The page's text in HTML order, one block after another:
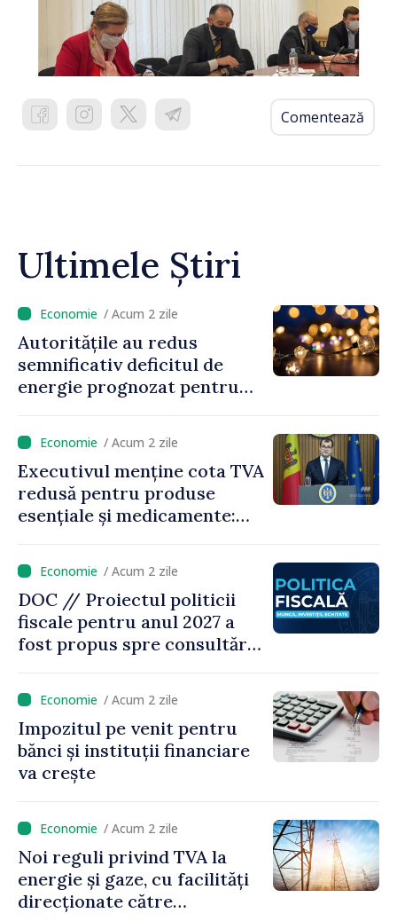
Comentează
Ultimele Știri
/ Acum 2 zile
Autoritățile au redus
semnificativ deficitul de
energie prognozat pentru
/ Acum 2 zile
Executivul menține cota TVA
redusă pentru produse
esențiale și medicamente:
pe seama consumului de
bază al oamenilor”
/ Acum 2 zile
DOC // Proiectul politicii
fiscale pentru anul 2027 a
fost propus spre consultări
/ Acum 2 zile
Impozitul pe venit pentru
bănci și instituții financiare
va crește
/ Acum 2 zile
Noi reguli privind TVA la
energie și gaze, cu facilități
direcționate către